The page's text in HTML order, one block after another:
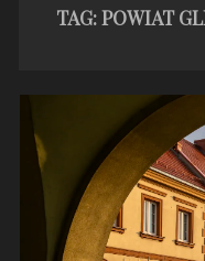
TAG:POWIAT